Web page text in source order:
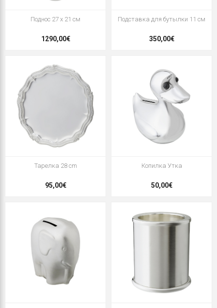
Поднос 27 x 21 см
1290,00€
Подставка для бутылки 11 см
350,00€
Тарелка 28 cm
95,00€
Копилка Утка
50,00€